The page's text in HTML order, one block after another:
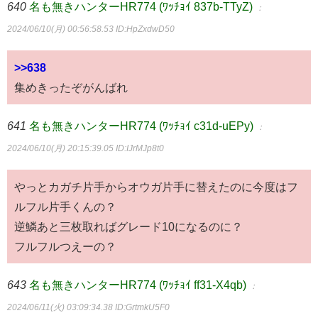
640 名も無きハンターHR774 (ﾜｯﾁｮｲ 837b-TTyZ) ：
2024/06/10(月) 00:56:58.53 ID:HpZxdwD50
>>638
集めきったぞがんばれ
641 名も無きハンターHR774 (ﾜｯﾁｮｲ c31d-uEPy) ：
2024/06/10(月) 20:15:39.05 ID:IJrMJp8t0
やっとカガチ片手からオウガ片手に替えたのに今度はフ
ルフル片手くんの？
逆鱗あと三枚取ればグレード10になるのに？
フルフルつえーの？
643 名も無きハンターHR774 (ﾜｯﾁｮｲ ff31-X4qb) ：
2024/06/11(火) 03:09:34.38 ID:GrtmkU5F0